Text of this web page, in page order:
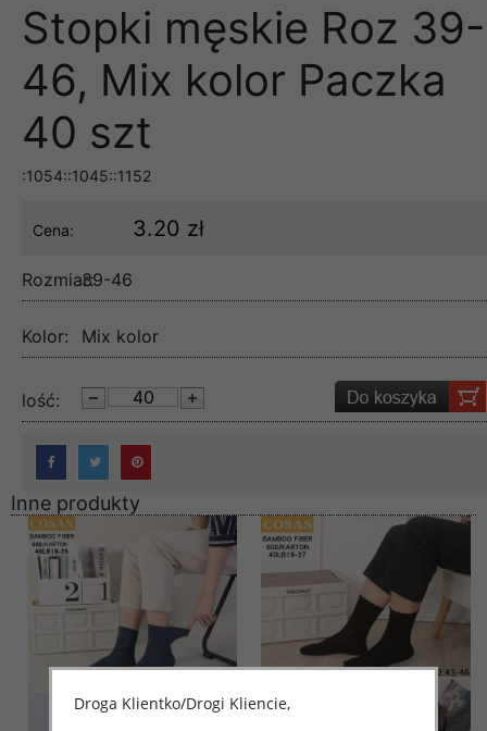
Stopki męskie Roz 39-
46, Mix kolor Paczka
40 szt
:1054::1045::1152
Cena: 3.20 zł
Rozmiar:39-46
Kolor: Mix kolor
lość:
Inne produkty
Droga Klientko/Drogi Kliencie,